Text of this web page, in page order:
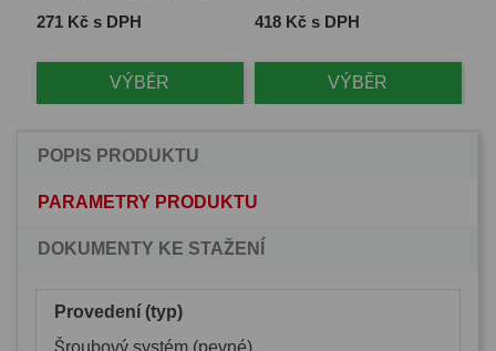
Cena
271 Kč s DPH
VÝBĚR
Cena
418 Kč s DPH
VÝBĚR
POPIS PRODUKTU
PARAMETRY PRODUKTU
DOKUMENTY KE STAŽENÍ
Provedení (typ)
Šroubový systém (pevné)